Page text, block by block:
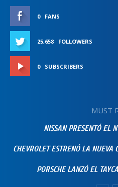
0 FANS
25,658 FOLLOWERS
0 SUBSCRIBERS
MUST
NISSAN PRESENTÓ EL
CHEVROLET ESTRENÓ LA NUEVA
PORSCHE LANZÓ EL